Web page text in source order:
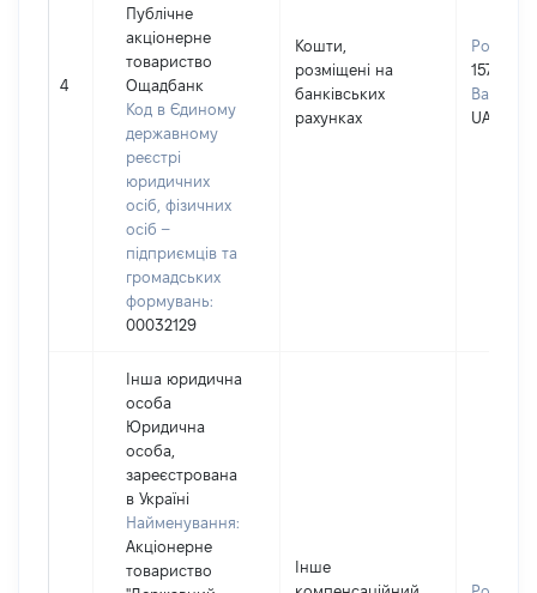
4
Публічне
акціонерне
товариство
Ощадбанк
Код в Єдиному
державному
реєстрі
юридичних
осіб, фізичних
осіб –
підприємців та
громадських
формувань:
00032129
Кошти,
розміщені на
банківських
рахунках
Розмір:
157
Валюта:
UAH
Інша юридична
особа
Юридична
особа,
зареєстрована
в Україні
Найменування:
Акціонерне
товариство
Інше